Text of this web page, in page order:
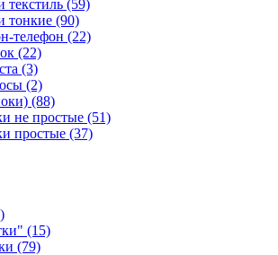
текстиль (59)
тонкие (90)
телефон (22)
(22)
(3)
(2)
(88)
не простые (51)
простые (37)
(15)
(79)